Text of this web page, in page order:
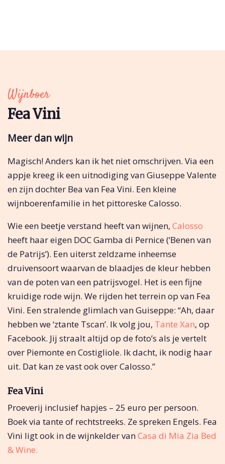
Wijnboer
Fea Vini
Meer dan wijn
Magisch! Anders kan ik het niet omschrijven. Via een
appje kreeg ik een uitnodiging van Giuseppe Valente
en zijn dochter Bea van Fea Vini. Een kleine
wijnboerenfamilie in het pittoreske Calosso.
Wie een beetje verstand heeft van wijnen, Calosso
heeft haar eigen DOC Gamba di Pernice (‘Benen van
de Patrijs’). Een uiterst zeldzame inheemse
druivensoort waarvan de blaadjes de kleur hebben
van de poten van een patrijsvogel. Het is een fijne
kruidige rode wijn. We rijden het terrein op van Fea
Vini. Een stralende glimlach van Guiseppe: “Ah, daar
hebben we ‘ztante Tscan’. Ik volg jou, Tante Xan, op
Facebook. Jij straalt altijd op de foto’s als je vertelt
over Piemonte en Costigliole. Ik dacht, ik nodig haar
uit. Dat kan ze vast ook over Calosso.”
Fea Vini
Proeverij inclusief hapjes – 25 euro per persoon.
Boek via tante of rechtstreeks. Ze spreken Engels. Fea
Vini ligt ook in de wijnkelder vanCasa di Mia Zia Bed
& Wine.